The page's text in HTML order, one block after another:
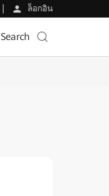
ล็อกอิน
Search